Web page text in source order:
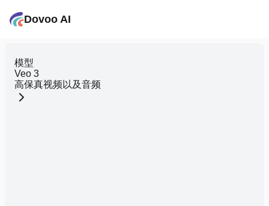
Dovoo AI
模型
Veo 3
高保真视频以及音频